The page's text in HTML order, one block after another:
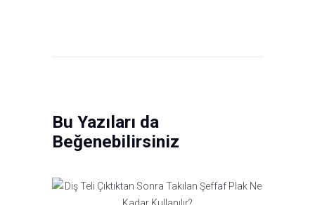
Bu Yazıları da
Beğenebilirsiniz